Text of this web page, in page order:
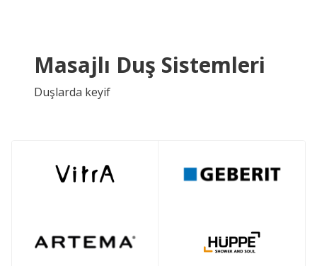
Masajlı Duş Sistemleri
Duşlarda keyif